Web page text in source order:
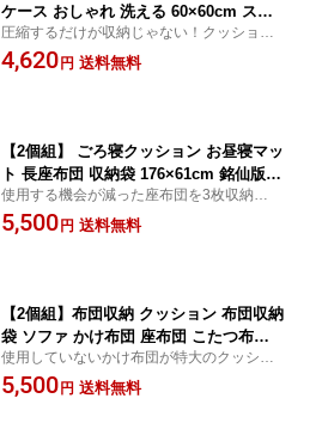
ケース おしゃれ 洗える 60×60cm スク
エア 【サンベルム】 掛け布団 こたつ布
団 羽毛布団 毛布 シングル 座布団 フロ
圧縮するだけが収納じゃない！クッション
として有効利用すれば新たな収納スペース
もできて一石二鳥 布団を捨てるのに困って
4,620円 送料無料
【2個組】 ごろ寝クッション お昼寝マッ
ト 長座布団 収納袋 176×61cm 銘仙版 3
枚収納 グレー 座布団がごろ寝クッショ
ンになるざぶとん収納袋 508564【入荷
使用する機会が減った座布団を3枚収納する
と快適なごろ寝クッションに早変わり！
5,500円 送料無料
【2個組】布団収納 クッション 布団収納
袋 ソファ かけ布団 座布団 こたつ布団
サンベルム かけ布団がクッションにな
るふとん収納袋
使用していないかけ布団が特大のクッショ
ンになる収納袋
5,500円 送料無料